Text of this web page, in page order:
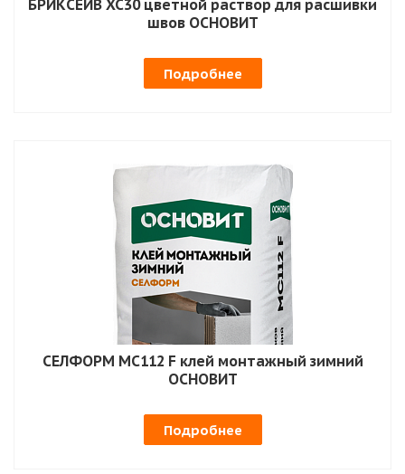
БРИКСЕЙВ XC30 цветной раствор для расшивки
швов ОСНОВИТ
Подробнее
СЕЛФОРМ MC112 F клей монтажный зимний
ОСНОВИТ
Подробнее